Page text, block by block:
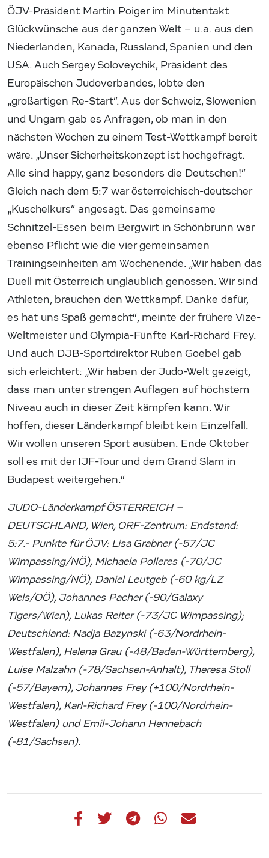
ÖJV-Präsident Martin Poiger im Minutentakt
Glückwünsche aus der ganzen Welt – u.a. aus den
Niederlanden, Kanada, Russland, Spanien und den
USA. Auch Sergey Soloveychik, Präsident des
Europäischen Judoverbandes, lobte den
„großartigen Re-Start“. Aus der Schweiz, Slowenien
und Ungarn gab es Anfragen, ob man in den
nächsten Wochen zu einem Test-Wettkampf bereit
wäre. „Unser Sicherheitskonzept ist hochgefragt.
Alle sind happy, ganz besonders die Deutschen!“
Gleich nach dem 5:7 war österreichisch-deutscher
„Kuschelkurs“ angesagt. Das gemeinsame
Schnitzel-Essen beim Bergwirt in Schönbrunn war
ebenso Pflicht wie die vier gemeinsamen
Trainingseinheiten am Wochenende. „Wir haben das
Duell mit Österreich unglaublich genossen. Wir sind
Athleten, brauchen den Wettkampf. Danke dafür,
es hat uns Spaß gemacht“, meinte der frühere Vize-
Weltmeister und Olympia-Fünfte Karl-Richard Frey.
Und auch DJB-Sportdirektor Ruben Goebel gab
sich erleichtert: „Wir haben der Judo-Welt gezeigt,
dass man unter strengen Auflagen auf höchstem
Niveau auch in dieser Zeit kämpfen kann. Wir
hoffen, dieser Länderkampf bleibt kein Einzelfall.
Wir wollen unseren Sport ausüben. Ende Oktober
soll es mit der IJF-Tour und dem Grand Slam in
Budapest weitergehen.“
JUDO-Länderkampf ÖSTERREICH –
DEUTSCHLAND, Wien, ORF-Zentrum: Endstand:
5:7.- Punkte für ÖJV: Lisa Grabner (-57/JC
Wimpassing/NÖ), Michaela Polleres (-70/JC
Wimpassing/NÖ), Daniel Leutgeb (-60 kg/LZ
Wels/OÖ), Johannes Pacher (-90/Galaxy
Tigers/Wien), Lukas Reiter (-73/JC Wimpassing);
Deutschland: Nadja Bazynski (-63/Nordrhein-
Westfalen), Helena Grau (-48/Baden-Württemberg),
Luise Malzahn (-78/Sachsen-Anhalt), Theresa Stoll
(-57/Bayern), Johannes Frey (+100/Nordrhein-
Westfalen), Karl-Richard Frey (-100/Nordrhein-
Westfalen) und Emil-Johann Hennebach
(-81/Sachsen).